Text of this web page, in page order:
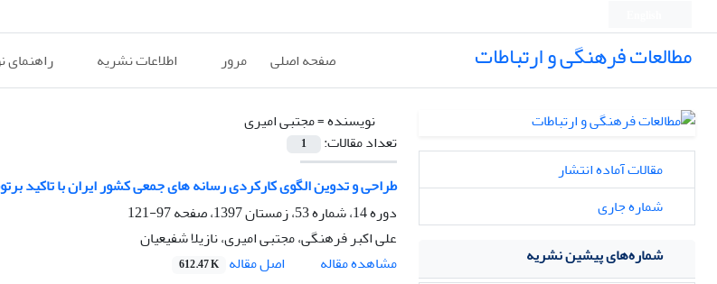
مطالعات فرهنگی و ارتباطات صفحه اصلی مرور اطلاعات نشریه راهنمای
نویسنده =مجتبی امیری
تعداد مقالات:
1
طراحی و تدوین الگوی کارکردی رسانه های جمعی کشور ایران با تاکید
دوره 14، شماره 53، زمستان 1397، صفحه
97-121
علی اکبر فرهنگی، مجتبی امیری، نازیلا شفیعیان
مشاهده مقاله
اصل مقاله 612.47 K
مقالات آماده انتشار
شماره جاری
شماره‌های پیشین نشریه